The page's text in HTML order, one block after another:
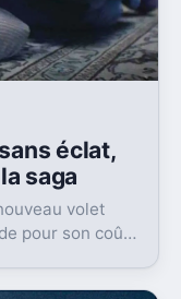
éclat,
saga
volet
pour son coût.